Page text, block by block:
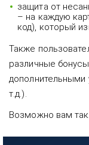
защита от
– на каждую
код), который
Также
различные
т.д.).
Возможно вам